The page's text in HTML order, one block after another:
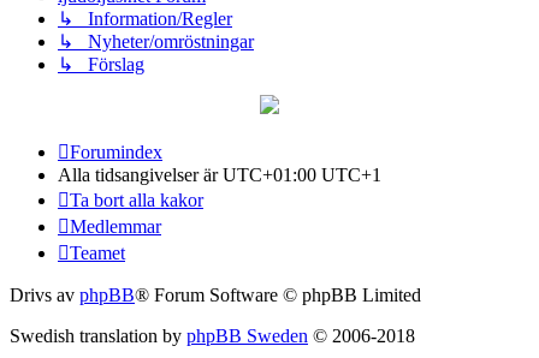
↳ Information/Regler
↳ Nyheter/omröstningar
↳ Förslag
Forumindex
Alla tidsangivelser är UTC+01:00 UTC+1
Ta bort alla kakor
Medlemmar
Teamet
Drivs av phpBB® Forum Software © phpBB Limited
Swedish translation by phpBB Sweden © 2006-2018